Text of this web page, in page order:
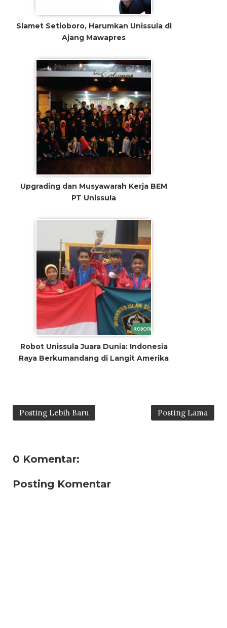
Slamet Setioboro, Harumkan Unissula di
Ajang Mawapres
Upgrading dan Musyawarah Kerja BEM
PT Unissula
Robot Unissula Juara Dunia: Indonesia
Raya Berkumandang di Langit Amerika
Posting Lebih Baru Posting Lama
0 Komentar:
Posting Komentar